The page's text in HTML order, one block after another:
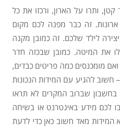
ותרו על הארון, ורכזו את כל
זה כבר מפנה לכם מקום
לילד שלכם. זה כמובן מקנה
את המיטה. כמובן שבכזה חדר
מומכנסים כמה פריטים כבדים,
חשוב להגיע עם המידות הנכונות
בחשבון שברוב המקרים לא תראו
לכם מידע באינטרנט או בשיחה
המידות מאד חשוב כאן כדי לדעת